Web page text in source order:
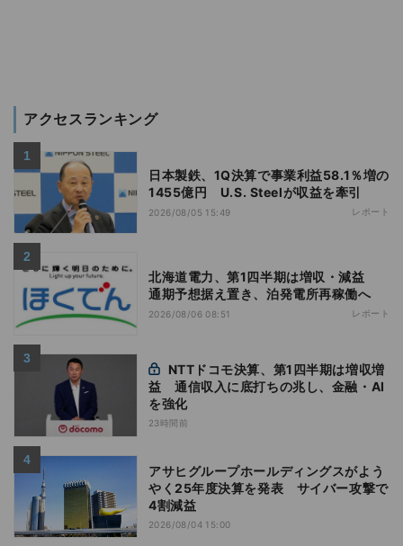
アクセスランキング
日本製鉄、1Q決算で事業利益58.1％増の
1455億円 U.S. Steelが収益を牽引
2026/08/05 15:49 レポート
北海道電力、第1四半期は増収・減益
通期予想据え置き、泊発電所再稼働へ
2026/08/06 08:51 レポート
益 通信収入に底打ちの兆し、金融・AI
を強化
23時間前
アサヒグループホールディングスがよう
やく25年度決算を発表 サイバー攻撃で
4割減益
2026/08/04 15:00